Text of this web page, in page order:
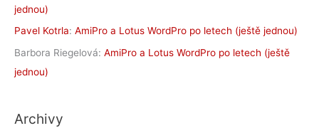
jednou)
Pavel Kotrla: AmiPro a Lotus WordPro po letech (ještě jednou)
Barbora Riegelová: AmiPro a Lotus WordPro po letech (ještě
jednou)
Archivy